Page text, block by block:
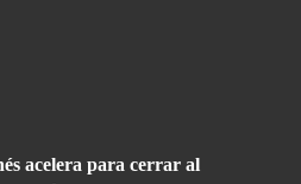
acelera para cerrar al